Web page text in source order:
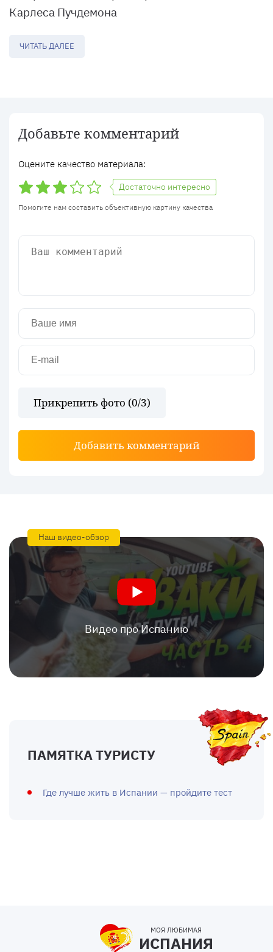
Карлеса Пучдемона
ЧИТАТЬ ДАЛЕЕ
Добавьте комментарий
Оцените качество материала:
Достаточно интересно
Помогите нам составить объективную картину качества
Прикрепить фото (0/3)
Добавить комментарий
Наш видео-обзор
Видео про Испанию
ПАМЯТКА ТУРИСТУ
Где лучше жить в Испании — пройдите тест
МОЯ ЛЮБИМАЯ
ИСПАНИЯ